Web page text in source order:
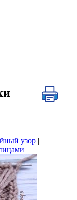
узор